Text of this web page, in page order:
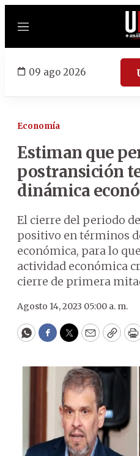
Menú
09 ago 2026
Economía
Estiman que
postransición
dinámica
El cierre del periodo
positivo en términos
económica, para lo
actividad económica
cierre de primera
Agosto 14, 2023 05:00 a. m.
WhatsApp
Facebook
Twitter
EmailCopy